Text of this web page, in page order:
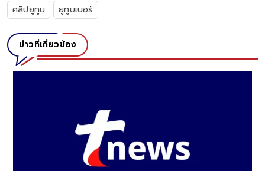
คลิปยูทูบ
ยูทูบเบอร์
ข่าวที่เกี่ยวข้อง